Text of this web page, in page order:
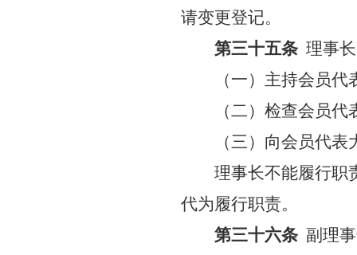
请变更登记。
第三十五条 理事
（一）主持会员
（二）检查会员
（三）向会员代
理事长不能履行职
代为履行职责。
第三十六条 副理